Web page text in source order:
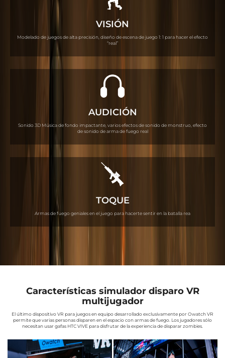
VISIÓN
Modelado de juegos de alta precisión, diseño de escena de juego 1: 1 para hacer el efecto
“real”
AUDICIÓN
Sonido 3D Música de fondo impactante, varios efectos de sonido de monstruo, efecto
de sonido de arma de fuego real
TOQUE
Armas de fuego geniales en el juego para hacerte sentir en la batalla rea
Características simulador disparo VR
multijugador
El último dispositivo VR para juegos en equipo desarrollado exclusivamente por Owatch VR
permite que varias personas disparen en el espacio con armas de fuego. Los jugadores sólo
necesitan usar gafas HTC VIVE para disfrutar de la experiencia de disparar zombies.